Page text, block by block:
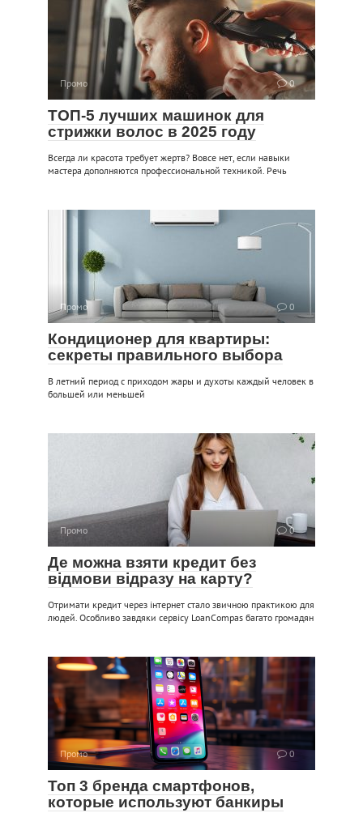
Промо 0
ТОП-5 лучших машинок для
стрижки волос в 2025 году
Всегда ли красота требует жертв? Вовсе нет, если навыки
мастера дополняются профессиональной техникой. Речь
Промо 0
Кондиционер для квартиры:
секреты правильного выбора
В летний период с приходом жары и духоты каждый человек в
большей или меньшей
Промо 0
Де можна взяти кредит без
відмови відразу на карту?
Отримати кредит через інтернет стало звичною практикою для
людей. Особливо завдяки сервісу LoanCompas багато громадян
Промо 0
Топ 3 бренда смартфонов,
которые используют банкиры